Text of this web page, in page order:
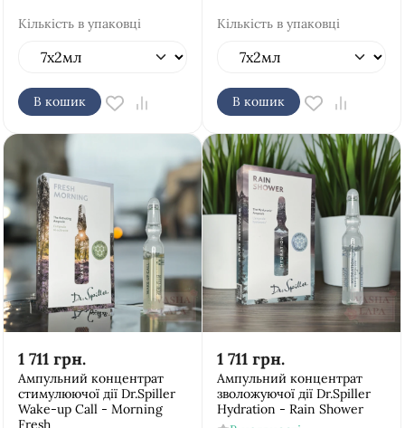
Кількість в упаковці
В кошик
Кількість в упаковці
В кошик
1 711 грн.
Ампульний концентрат
стимулюючої дії Dr.Spiller
Wake-up Call - Morning
Fresh
1 711 грн.
Ампульний концентрат
зволожуючої дії Dr.Spiller
Hydration - Rain Shower